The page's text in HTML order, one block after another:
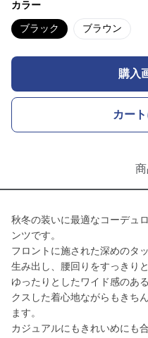
カラー
ブラック ブラウン
購入
カー
秋冬の装いに最適なコーデュ
ンツです。
フロントに施された深めのタ
生み出し、腰回りをすっきり
ゆったりとしたワイド感のあ
クスした着心地ながらもきち
ます。
カジュアルにもきれいめにも